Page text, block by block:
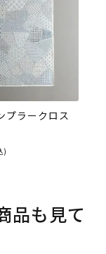
プラークロス
)
品も見て